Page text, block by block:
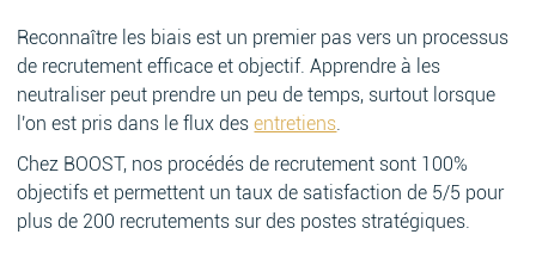
Reconnaître les biais est un premier pas vers un processus
de recrutement efficace et objectif. Apprendre à les
neutraliser peut prendre un peu de temps, surtout lorsque
l'on est pris dans le flux desentretiens.
Chez BOOST, nos procédés de recrutement sont 100%
objectifs et permettent un taux de satisfaction de 5/5 pour
plus de 200 recrutements sur des postes stratégiques.